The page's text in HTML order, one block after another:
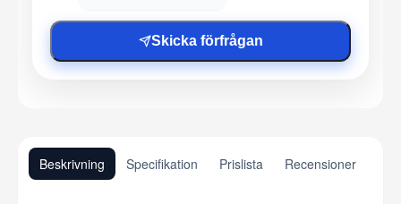
Skicka förfrågan
Beskrivning Specifikation Prislista Recensioner